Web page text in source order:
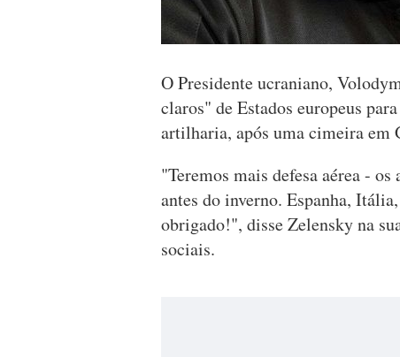
O Presidente ucraniano,
claros" de Estados europeus
artilharia, após uma cimeira em
"Teremos mais defesa aérea -
antes do inverno. Espanha,
obrigado!", disse Zelensky na
sociais.